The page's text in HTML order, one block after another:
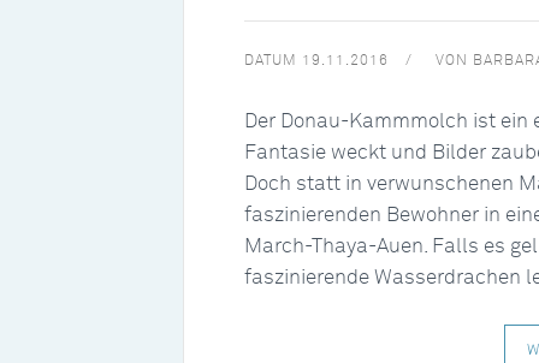
DATUM 19.11.2016 VON
Der Donau-Kammmolch ist ein
Fantasie weckt und Bilder
Doch statt in verwunschenen
faszinierenden Bewohner in
March-Thaya-Auen. Falls es
faszinierende Wasserdrachen